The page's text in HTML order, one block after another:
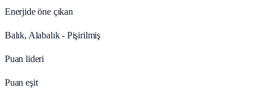
Enerjide öne çıkan
Balık, Alabalık - Pişirilmiş
Puan lideri
Puan eşit